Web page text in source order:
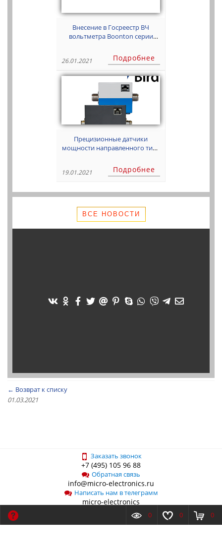
Внесение в Госреестр ВЧ
вольтметра Boonton серии
26.01.2021 Подробнее
Прецизионные датчики
мощности направленного типа
19.01.2021 Подробнее
ВСЕ НОВОСТИ
← Возврат к списку
01.03.2021
Заказать звонок
+7 (495) 105 96 88
Обратная связь
info@micro-electronics.ru
Написать нам в телеграмм
micro-electronics
О компании
0 0 0